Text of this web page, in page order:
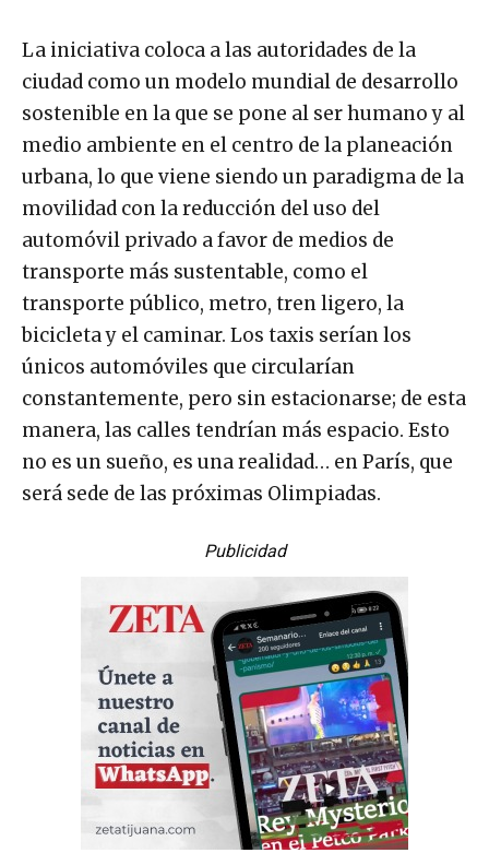
La iniciativa coloca a las autoridades de la
ciudad como un modelo mundial de desarrollo
sostenible en la que se pone al ser humano y al
medio ambiente en el centro de la planeación
urbana, lo que viene siendo un paradigma de la
movilidad con la reducción del uso del
automóvil privado a favor de medios de
transporte más sustentable, como el
transporte público, metro, tren ligero, la
bicicleta y el caminar. Los taxis serían los
únicos automóviles que circularían
constantemente, pero sin estacionarse; de esta
manera, las calles tendrían más espacio. Esto
no es un sueño, es una realidad… en París, que
será sede de las próximas Olimpiadas.
Publicidad